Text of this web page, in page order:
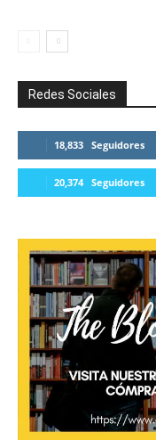
Redes Sociales
18,833 Seguidores
20,374 Seguidores